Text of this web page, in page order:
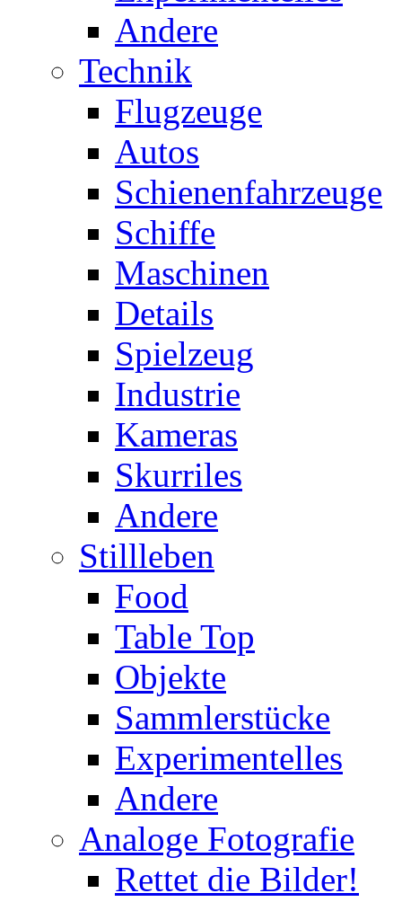
Andere
Technik
Flugzeuge
Autos
Schienenfahrzeuge
Schiffe
Maschinen
Details
Spielzeug
Industrie
Kameras
Skurriles
Andere
Stillleben
Food
Table Top
Objekte
Sammlerstücke
Experimentelles
Andere
Analoge Fotografie
Rettet die Bilder!